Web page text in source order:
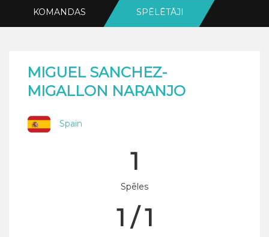
KOMANDAS SPĒLĒTĀJI
MIGUEL SANCHEZ-
MIGALLON NARANJO
Spain
1
Spēles
1 / 1